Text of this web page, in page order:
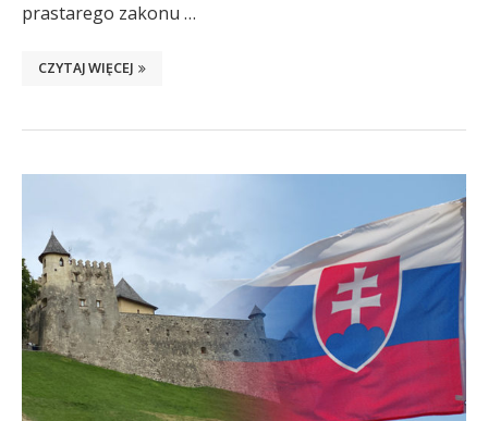
prastarego zakonu …
CZYTAJ WIĘCEJ